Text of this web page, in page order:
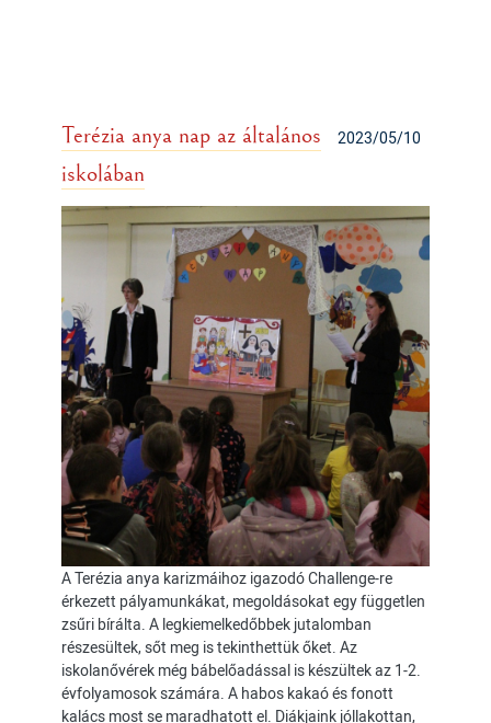
2023/05/10
Terézia anya nap az általános
iskolában
A Terézia anya karizmáihoz igazodó Challenge-re
érkezett pályamunkákat, megoldásokat egy független
zsűri bírálta. A legkiemelkedőbbek jutalomban
részesültek, sőt meg is tekinthettük őket. Az
iskolanővérek még bábelőadással is készültek az 1-2.
évfolyamosok számára. A habos kakaó és fonott
kalács most se maradhatott el. Diákjaink jóllakottan,